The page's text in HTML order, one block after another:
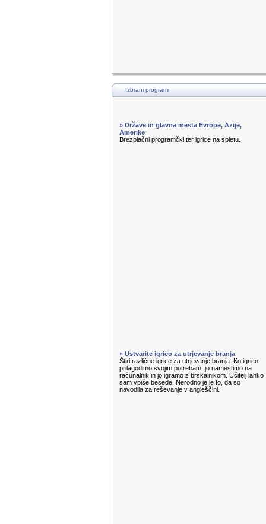
Izbrani programi
» Države in glavna mesta Evrope, Azije,
Amerike
Brezplačni programčki ter igrice na spletu.
» Ustvarite igrico za utrjevanje branja
Štiri različne igrice za utrjevanje branja. Ko igrico
prilagodimo svojim potrebam, jo namestimo na
računalnik in jo igramo z brskalnikom. Učitelj lahko
sam vpiše besede. Nerodno je le to, da so
navodila za reševanje v angleščini.